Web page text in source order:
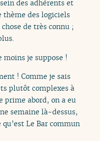
des adhérents et
thème des logiciels
de très connu ;
moins je suppose !
! Comme je sais
plutôt complexes à
prime abord, on a eu
semaine là-dessus,
Le Bar commun